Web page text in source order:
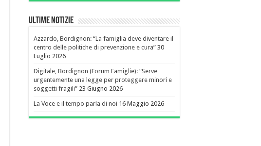
Ultime notizie
Azzardo, Bordignon: “La famiglia deve diventare il
centro delle politiche di prevenzione e cura” 30
Luglio 2026
Digitale, Bordignon (Forum Famiglie): “Serve
urgentemente una legge per proteggere minori e
soggetti fragili” 23 Giugno 2026
La Voce e il tempo parla di noi 16 Maggio 2026